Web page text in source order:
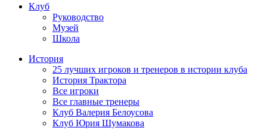
Клуб
Руководство
Музей
Школа
История
25 лучших игроков и тренеров в истории клуба
История Трактора
Все игроки
Все главные тренеры
Клуб Валерия Белоусова
Клуб Юрия Шумакова